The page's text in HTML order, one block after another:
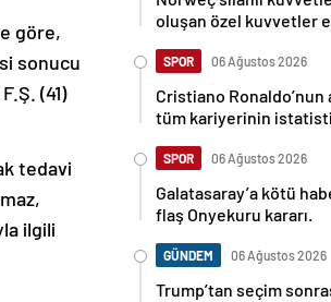
göre,
sonucu
(41)
tedavi
ilgili
oluşan özel kuvvetler
SPOR 06 Ağustos 2026
Cristiano Ronaldo’nun
tüm kariyerinin
SPOR 06 Ağustos 2026
Galatasaray’a kötü
flaş Onyekuru kararı.
GÜNDEM 06 Ağustos 2026
Trump’tan seçim